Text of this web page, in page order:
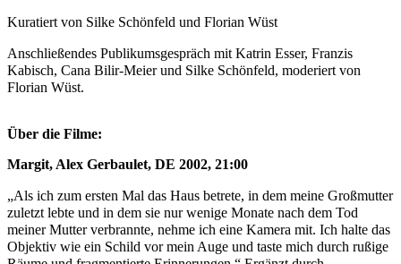
Kuratiert von Silke Schönfeld und Florian Wüst
Anschließendes Publikumsgespräch mit Katrin Esser, Franzis
Kabisch, Cana Bilir-Meier und Silke Schönfeld, moderiert von
Florian Wüst.
Über die Filme:
Margit, Alex Gerbaulet, DE 2002, 21:00
„Als ich zum ersten Mal das Haus betrete, in dem meine Großmutter
zuletzt lebte und in dem sie nur wenige Monate nach dem Tod
meiner Mutter verbrannte, nehme ich eine Kamera mit. Ich halte das
Objektiv wie ein Schild vor mein Auge und taste mich durch rußige